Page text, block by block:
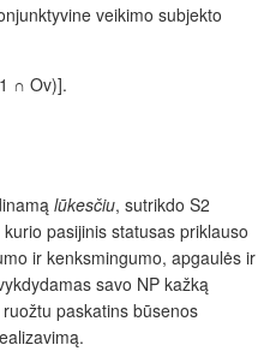
veikimo subjekto
∩ Ov)].
lūkesčiu, sutrikdo S2
pasijinis statusas priklauso
ir kenksmingumo, apgaulės ir
savo NP kažką
paskatins būsenos